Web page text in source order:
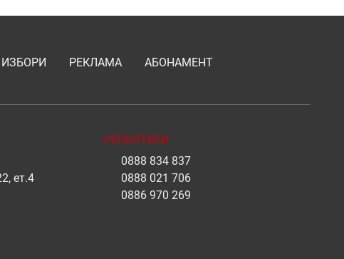
ИЗБОРИ РЕКЛАМА АБОНАМЕНТ
ет.4
РЕПОРТЕРИ
0888 834 837
0888 021 706
0886 970 269